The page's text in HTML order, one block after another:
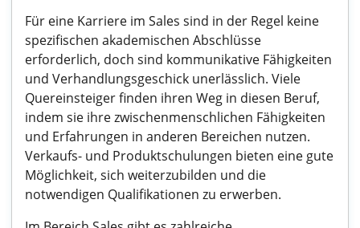
Für eine Karriere im Sales sind in der Regel keine
spezifischen akademischen Abschlüsse
erforderlich, doch sind kommunikative Fähigkeiten
und Verhandlungsgeschick unerlässlich. Viele
Quereinsteiger finden ihren Weg in diesen Beruf,
indem sie ihre zwischenmenschlichen Fähigkeiten
und Erfahrungen in anderen Bereichen nutzen.
Verkaufs- und Produktschulungen bieten eine gute
Möglichkeit, sich weiterzubilden und die
notwendigen Qualifikationen zu erwerben.